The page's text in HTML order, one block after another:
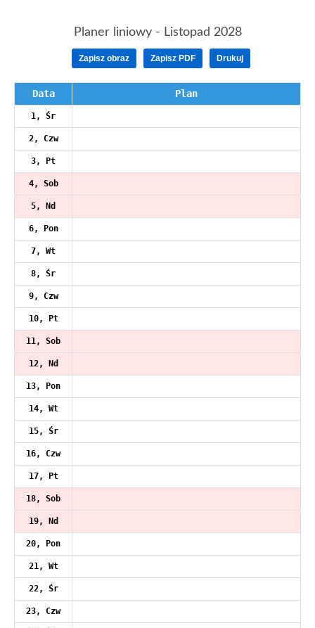
Planer liniowy - Listopad 2028
Zapisz obraz Zapisz PDF Drukuj
Data Plan
1, Śr
2, Czw
3, Pt
4, Sob
5, Nd
6, Pon
7, Wt
8, Śr
9, Czw
10, Pt
11, Sob
12, Nd
13, Pon
14, Wt
15, Śr
16, Czw
17, Pt
18, Sob
19, Nd
20, Pon
21, Wt
22, Śr
23, Czw